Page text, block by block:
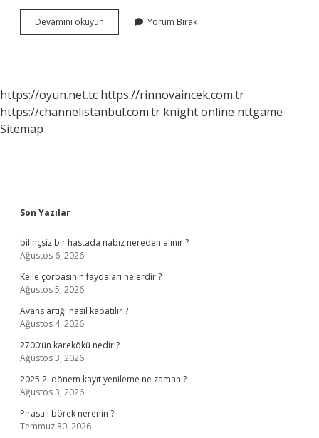
Devamını okuyun Muhibbi
Kimdir
Yorum Bırak
https://oyun.net.tc https://rinnovaincek.com.tr
https://channelistanbul.com.tr knight online nttgame
Sitemap
Sidebar
Son Yazılar
bilinçsiz bir hastada nabız nereden alınır ?
Ağustos 6, 2026
Kelle çorbasının faydaları nelerdir ?
Ağustos 5, 2026
Avans artığı nasıl kapatılır ?
Ağustos 4, 2026
2700’ün karekökü nedir ?
Ağustos 3, 2026
2025 2. dönem kayıt yenileme ne zaman ?
Ağustos 3, 2026
Pırasalı börek nerenin ?
Temmuz 30, 2026